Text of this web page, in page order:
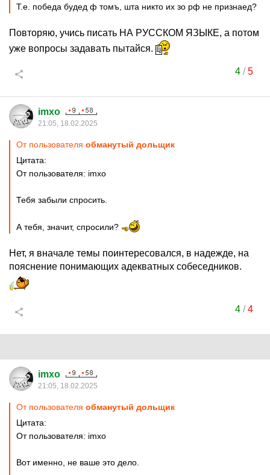
Т.е. победа будед ф томъ, шта никто их зо рф не признаед?
Повторяю, учись писать НА РУССКОМ ЯЗЫКЕ, а потом
уже вопросы задавать пытайся.
4/5
imxo
21:05, 18.02.2025
От пользователя обманутый дольщик
Цитата:
От пользователя: imxo
Тебя забыли спросить.
А тебя, значит, спросили?
Нет, я вначале темы поинтересовался, в надежде, на
пояснение понимающих адекватных собеседников.
4/4
imxo
21:05, 18.02.2025
От пользователя обманутый дольщик
Цитата:
От пользователя: imxo
Вот именно, не ваше это дело.